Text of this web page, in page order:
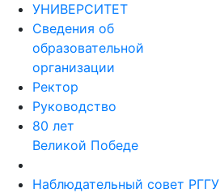
УНИВЕРСИТЕТ
Сведения об
образовательной
организации
Ректор
Руководство
80 лет
Великой Победе
Наблюдательный совет РГГУ